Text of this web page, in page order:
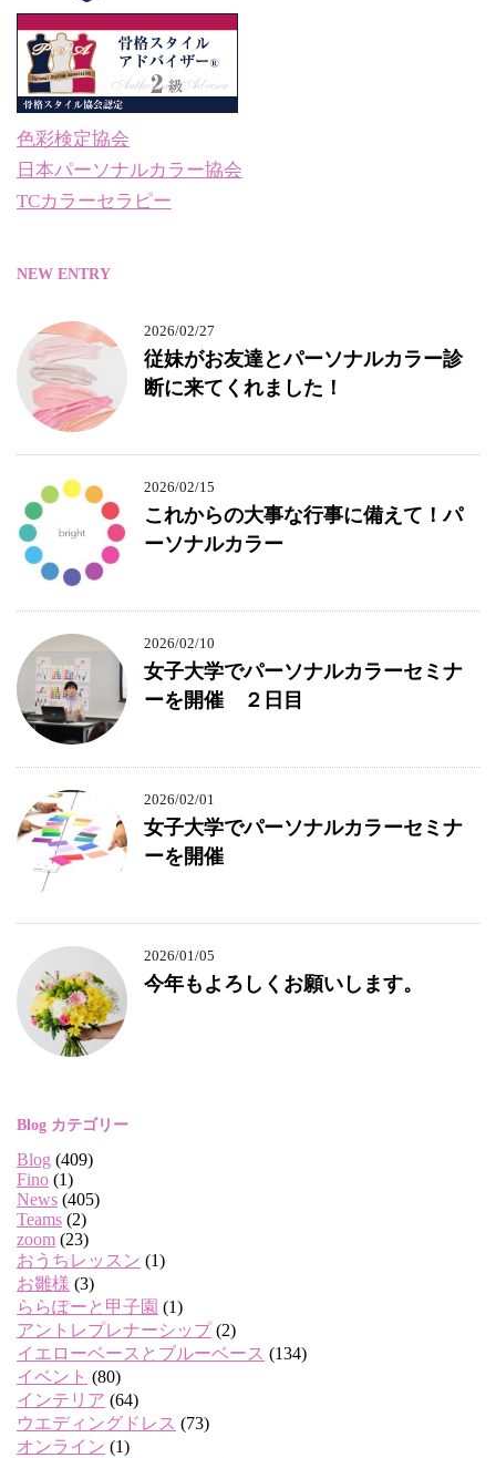
色彩検定協会
日本パーソナルカラー協会
TCカラーセラピー
NEW ENTRY
2026/02/27
従妹がお友達とパーソナルカラー診
断に来てくれました！
2026/02/15
これからの大事な行事に備えて！パ
ーソナルカラー
2026/02/10
女子大学でパーソナルカラーセミナ
ーを開催 ２日目
2026/02/01
女子大学でパーソナルカラーセミナ
ーを開催
2026/01/05
今年もよろしくお願いします。
Blog カテゴリー
Blog (409)
Fino (1)
News (405)
Teams (2)
zoom (23)
おうちレッスン (1)
お雛様 (3)
ららぽーと甲子園 (1)
アントレプレナーシップ(2)
イエローベースとブルーベース (134)
イベント (80)
インテリア (64)
ウエディングドレス (73)
オンライン (1)